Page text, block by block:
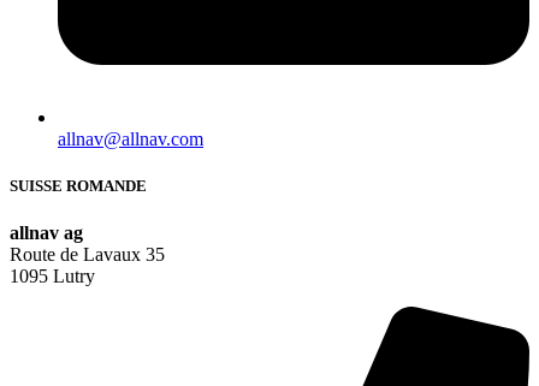
allnav@allnav.com
SUISSE ROMANDE
allnav ag
Route de Lavaux 35
1095 Lutry